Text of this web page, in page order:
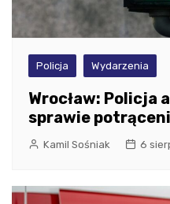
Policja Wydarzenia
Wrocław: Policja
sprawie
Kamil Sośniak 6